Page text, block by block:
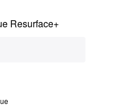
Resurface+